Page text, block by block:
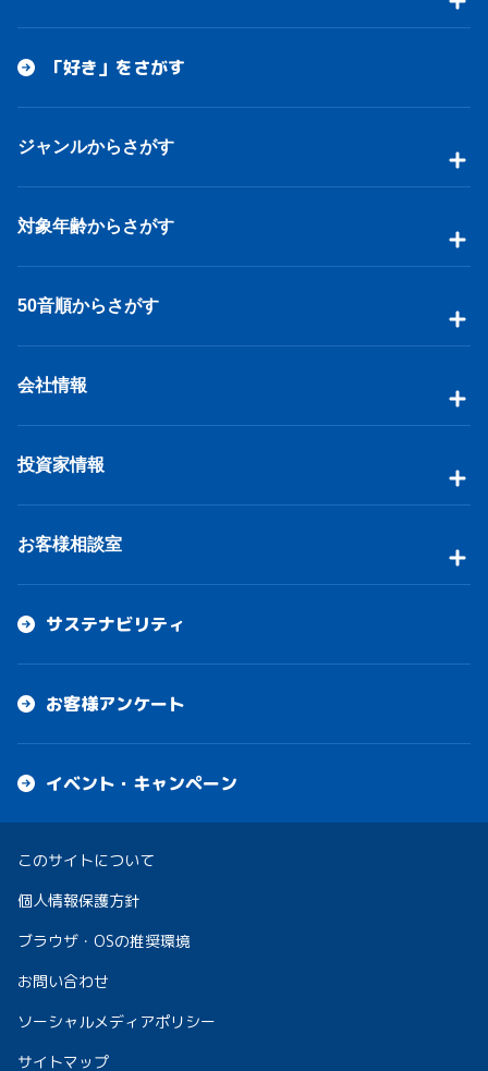
「好き」をさがす
ジャンルからさがす
対象年齢からさがす
50音順からさがす
会社情報
投資家情報
お客様相談室
サステナビリティ
お客様アンケート
イベント・キャンペーン
このサイトについて
個人情報保護方針
ブラウザ・OSの推奨環境
お問い合わせ
ソーシャルメディアポリシー
サイトマップ